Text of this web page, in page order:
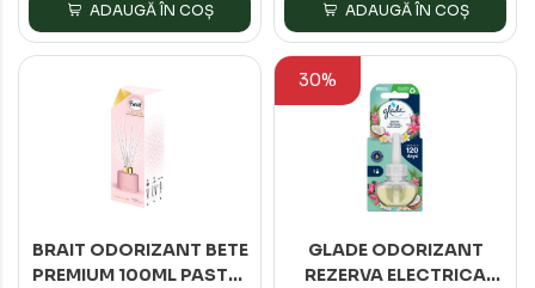
ADAUGĂ ÎN COȘ ADAUGĂ ÎN COȘ
BRAIT ODORIZANT BETE
PREMIUM 100ML PASTEL
30%
GLADE ODORIZANT
REZERVA ELECTRICA